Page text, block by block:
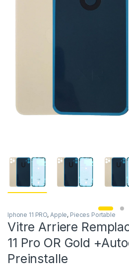
Iphone 11 PRO, Apple, Pieces Portable
Vitre Arriere
11 Pro OR Gold
Preinstalle